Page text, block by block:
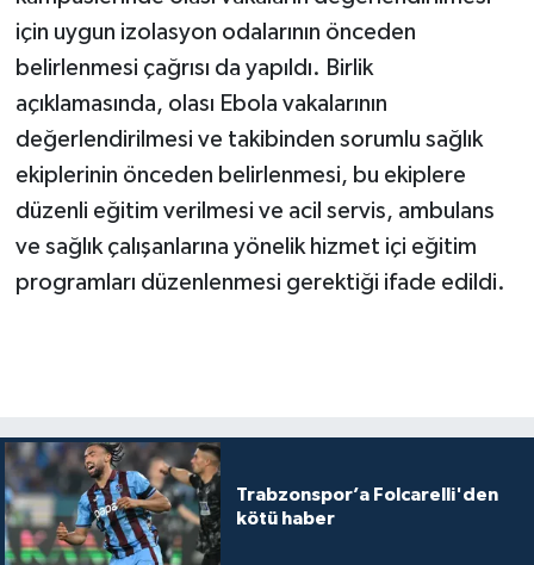
için uygun izolasyon odalarının önceden
belirlenmesi çağrısı da yapıldı. Birlik
açıklamasında, olası Ebola vakalarının
değerlendirilmesi ve takibinden sorumlu sağlık
ekiplerinin önceden belirlenmesi, bu ekiplere
düzenli eğitim verilmesi ve acil servis, ambulans
ve sağlık çalışanlarına yönelik hizmet içi eğitim
programları düzenlenmesi gerektiği ifade edildi.
Trabzonspor’a Folcarelli'den
kötü haber